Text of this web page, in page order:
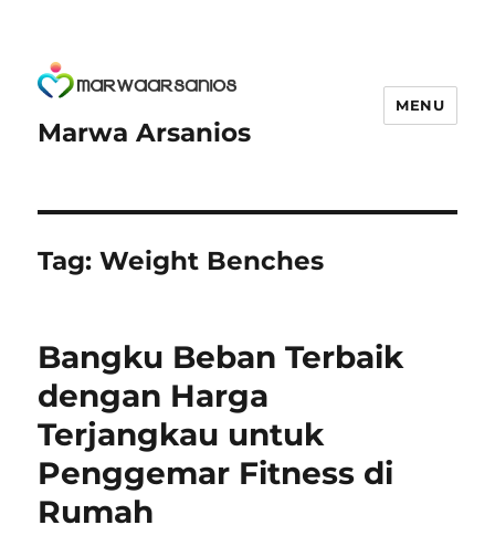
Marwa Arsanios
MENU
Tag:Weight Benches
Bangku Beban Terbaik
dengan Harga
Terjangkau untuk
Penggemar Fitness di
Rumah